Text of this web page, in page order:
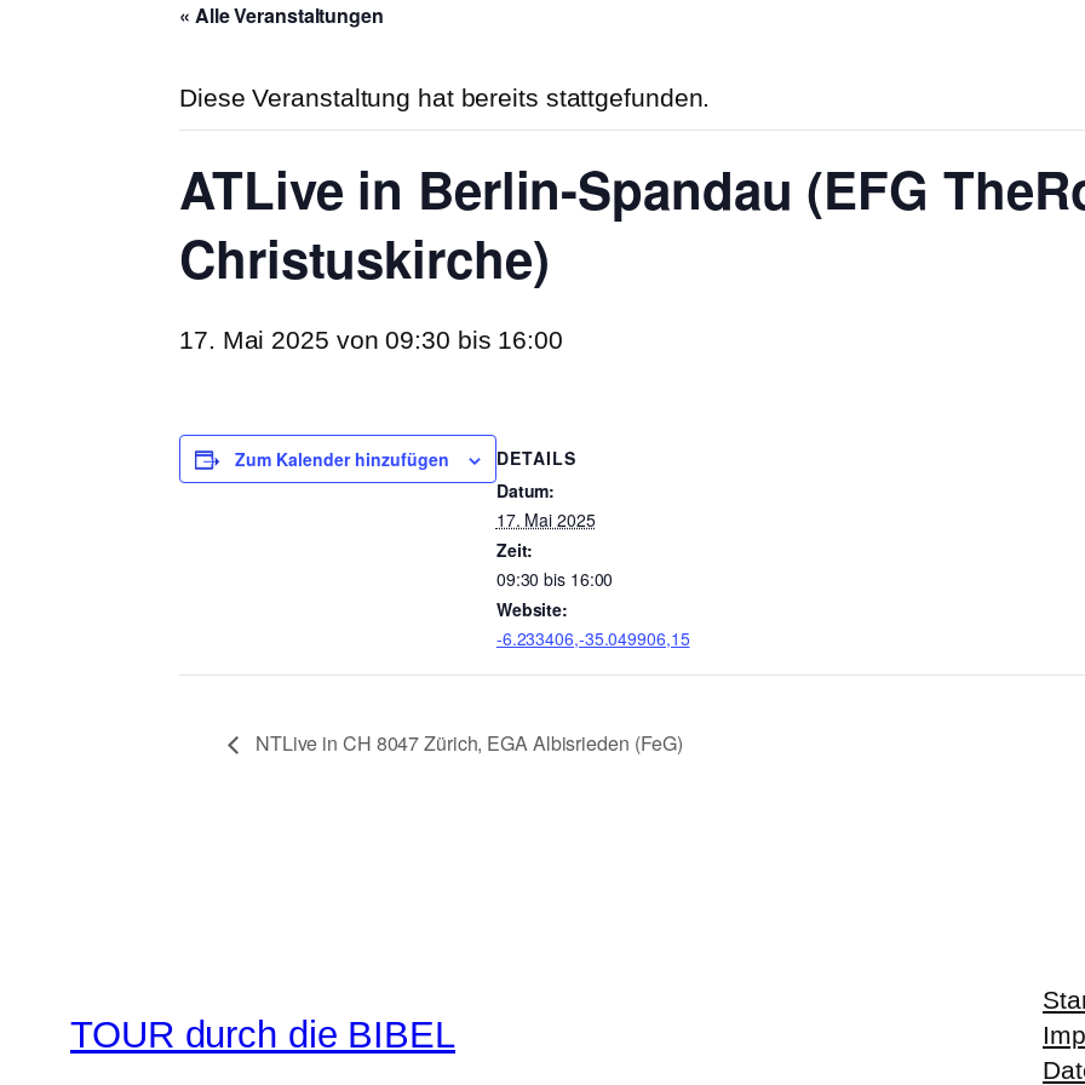
« Alle Veranstaltungen
Diese Veranstaltung hat bereits stattgefunden.
ATLive in Berlin-Spandau (EFG
Christuskirche)
17. Mai 2025 von 09:30 bis 16:00
Zum Kalender hinzufügen
DETAILS
Datum:
17. Mai 2025
Zeit:
09:30 bis 16:00
Website:
-6.233406,-35.049906,15
NTLive in CH 8047 Zürich, EGA Albisrieden (FeG)
TOUR durch die BIBEL